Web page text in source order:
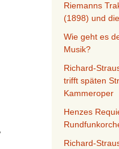
Riemanns
(1898) und
Wie geht es
Musik?
Richard-
trifft späten
Kammeroper
Henzes
Richard-